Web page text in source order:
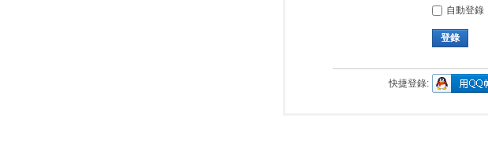
自動登錄
登錄
快捷登錄: